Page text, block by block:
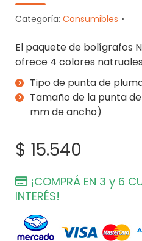
Categoría: Consumibles
El paquete de bolígrafos
ofrece 4 colores
Tipo de punta de
Tamaño de la punta
mm de ancho)
$ 15.540
¡COMPRÁ EN 3 y 6
INTERÉS!